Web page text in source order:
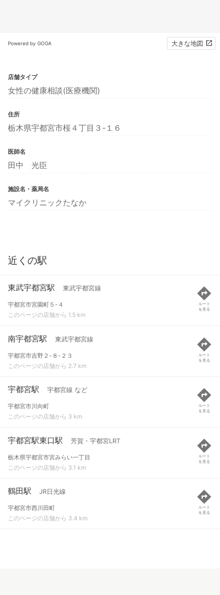
Powered by GOGA 大きな地図
店舗タイプ
女性の健康相談(医療機関)
住所
栃木県宇都宮市桜４丁目３-１６
医師名
田中 光臣
施設名・薬局名
マイクリニックたなか
近くの駅
東武宇都宮駅 東武宇都宮線
宇都宮市宮園町５-４
このページの店舗から 1.5 km
ルート
を見る
南宇都宮駅 東武宇都宮線
宇都宮市吉野２-８-２３
このページの店舗から 2.7 km
ルート
を見る
宇都宮駅 宇都宮線 など
宇都宮市川向町
このページの店舗から 3 km
ルート
を見る
宇都宮駅東口駅 芳賀・宇都宮LRT
栃木県宇都宮市宮みらい一丁目
このページの店舗から 3.1 km
ルート
を見る
鶴田駅 JR日光線
宇都宮市西川田町
このページの店舗から 3.4 km
ルート
を見る